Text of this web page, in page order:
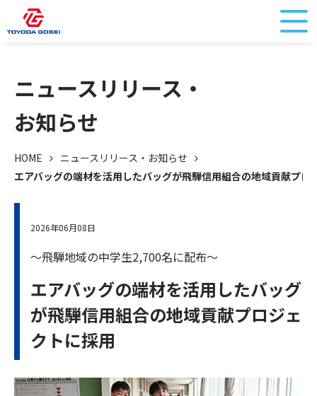
ニュースリリース・
お知らせ
HOME
ニュースリリース・お知らせ
エアバッグの端材を活用したバッグが飛騨信用組合の地域貢献プロ
2026年06月08日
～飛騨地域の中学生2,700名に配布～
エアバッグの端材を活用したバッグ
が飛騨信用組合の地域貢献プロジェ
クトに採用